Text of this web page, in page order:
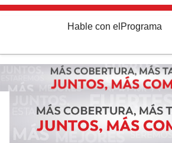
Hable con el Programa